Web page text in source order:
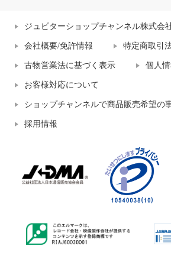
ジュピターショップチャンネル株式会
会社概要/免許情報 特定商取引
古物営業法に基づく表示 個人
お客様対応について
ショップチャンネルで商品販売希望の
採用情報